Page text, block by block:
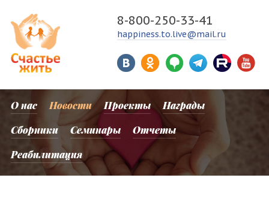
8-800-250-33-41
happiness.to.live@mail.ru
О нас Новости Проекты
Награды
Сборники
Семинары
Отчеты
Реабилитация